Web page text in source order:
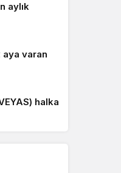
aylık
varan
halka